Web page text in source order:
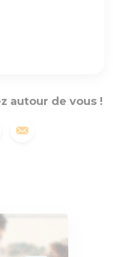
autour de vous !